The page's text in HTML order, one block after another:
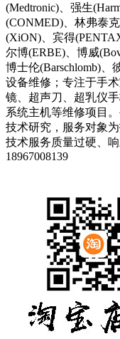
(Medtronic)、强生
(CONMED)、林弗泰
(XiON)、宾得
尔博(ERBE)、博威
博士伦(Barschlomb)、
设备维修；专注于手
镜、超声刀、超乳仪
系统主机等维修项目
技术研究，服务对象
技术服务质量过硬、
18967008139